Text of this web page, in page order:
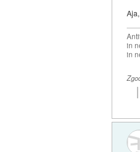
in
in